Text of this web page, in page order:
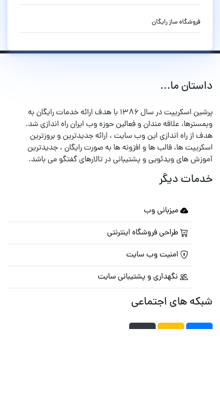
فروشگاه ساز رایگان
داستان ما...
پرشین اسکریپت در سال ۱۳۸۶ با هدف ارائه خدمات رایگان به
وبمسترها، علاقه مندان و فعالین حوزه وب ایران راه اندازی شد.
هدف از راه اندازی این وب سایت ، ارائه جدیدترین و بروزترین
اسکریپت ها، قالب ها و افزونه ها به صورت رایگان ، جدیدترین
آموزش های ویدئویی و پشتیبانی در تالارهای گفتگو می باشد.
خدمات دیگر
میزبانی وب
طراحی فروشگاه اینترنتی
امنیت وب سایت
نگهداری و پشتیبانی سایت
شبکه های اجتماعی